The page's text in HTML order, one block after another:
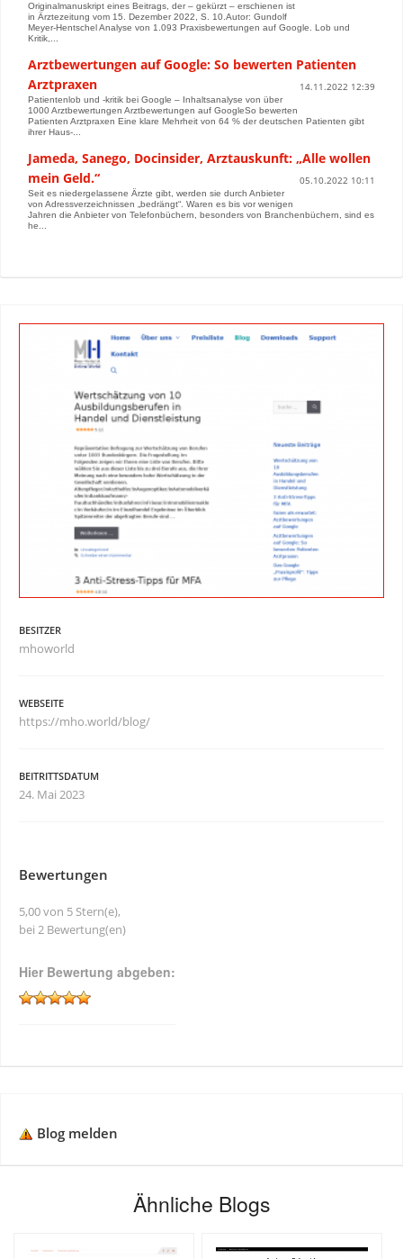
Originalmanuskript eines Beitrags, der – gekürzt – erschienen ist
in Ärztezeitung vom 15. Dezember 2022, S. 10.Autor: Gundolf
Meyer-Hentschel Analyse von 1.093 Praxisbewertungen auf Google. Lob und
Kritik,...
Arztbewertungen auf Google: So bewerten Patienten
Arztpraxen
14.11.2022 12:39
Patientenlob und -kritik bei Google – Inhaltsanalyse von über
1000 Arztbewertungen Arztbewertungen auf GoogleSo bewerten
Patienten Arztpraxen Eine klare Mehrheit von 64 % der deutschen Patienten gibt
ihrer Haus-...
Jameda, Sanego, Docinsider, Arztauskunft: „Alle wollen
mein Geld.“
05.10.2022 10:11
Seit es niedergelassene Ärzte gibt, werden sie durch Anbieter
von Adressverzeichnissen „bedrängt“. Waren es bis vor wenigen
Jahren die Anbieter von Telefonbüchern, besonders von Branchenbüchern, sind es
he...
BESITZER
mhoworld
WEBSEITE
https://mho.world/blog/
BEITRITTSDATUM
24. Mai 2023
Bewertungen
5,00 von 5 Stern(e),
bei 2 Bewertung(en)
Hier Bewertung abgeben:
Blog melden
Ähnliche Blogs